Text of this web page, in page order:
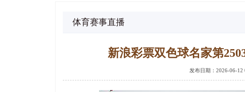
体育赛事直播
新浪彩票双色球名家第
发布日期：2026-06-